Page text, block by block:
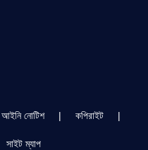
আইনি নোটিশ | কপিরাইট |
সাইট ম্যাপ